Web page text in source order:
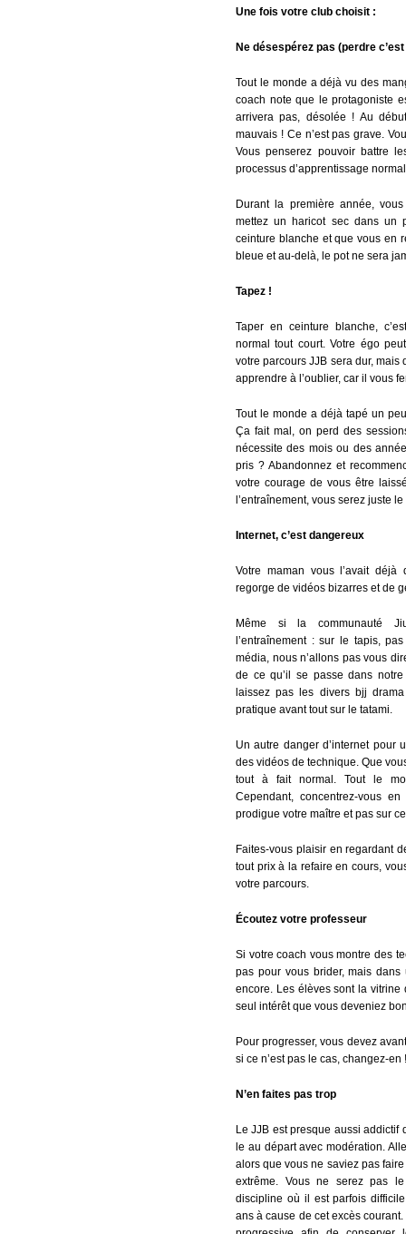
Une fois votre club choisit :
Ne désespérez pas (perdre
Tout le monde a déjà vu des
coach note que le protagoniste
arrivera pas, désolée ! Au
mauvais ! Ce n’est pas grave.
Vous penserez pouvoir battre
processus d’apprentissage
Durant la première année,
mettez un haricot sec dans un
ceinture blanche et que vous en
bleue et au-delà, le pot ne sera
Tapez !
Taper en ceinture blanche,
normal tout court. Votre égo
votre parcours JJB sera dur,
apprendre à l’oublier, car il vous
Tout le monde a déjà tapé un
Ça fait mal, on perd des
nécessite des mois ou des
pris ? Abandonnez et
votre courage de vous être
l’entraînement, vous serez juste
Internet, c’est dangereux
Votre maman vous l’avait
regorge de vidéos bizarres et de
Même si la communauté
l’entraînement : sur le tapis,
média, nous n’allons pas vous
de ce qu’il se passe dans
laissez pas les divers bjj
pratique avant tout sur le tatami.
Un autre danger d’internet pour
des vidéos de technique. Que
tout à fait normal. Tout le
Cependant, concentrez-vous
prodigue votre maître et pas sur
Faites-vous plaisir en regardant
tout prix à la refaire en cours,
votre parcours.
Écoutez votre professeur
Si votre coach vous montre des
pas pour vous brider, mais
encore. Les élèves sont la
seul intérêt que vous deveniez
Pour progresser, vous devez
si ce n’est pas le cas, changez-en !
N’en faites pas trop
Le JJB est presque aussi addictif
le au départ avec modération.
alors que vous ne saviez pas
extrême. Vous ne serez pas
discipline où il est parfois
ans à cause de cet excès